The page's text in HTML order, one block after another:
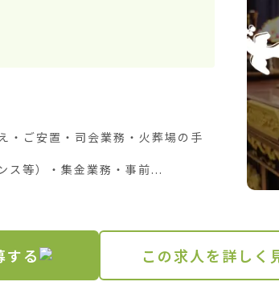
・ご安置・司会業務・火葬場の手
ス等）・集金業務・事前...
する この求人を詳しく